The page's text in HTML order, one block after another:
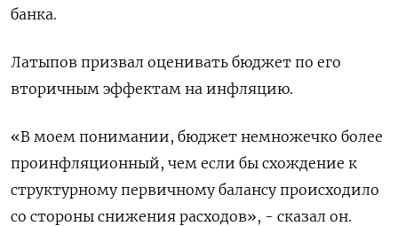
банка.
Латыпов призвал оценивать бюджет по его
вторичным эффектам на инфляцию.
«В моем понимании, бюджет немножечко более
проинфляционный, чем если бы схождение к
структурному первичному балансу происходило
со стороны снижения расходов», - сказал он.